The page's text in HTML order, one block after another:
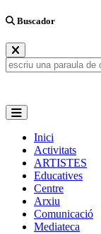
Buscador
Inici
Activitats
ARTISTES
Educatives
Centre
Arxiu
Comunicació
Mediateca